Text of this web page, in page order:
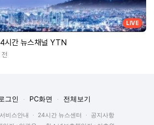
LIVE
시간 뉴스채널 YTN
그인 PC화면 전체보기
비스안내 24시간 뉴스센터
공지사항